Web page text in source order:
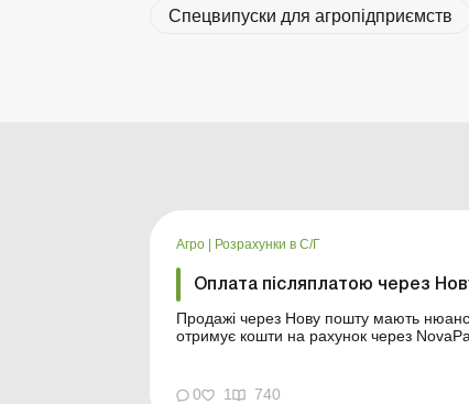
Спецвипуски для агропідприємств
Агро Розрахунки в С/Г
Оплата післяплатою через
Продажі через Нову пошту мають
отримує кошти на рахунок через
0
1 740